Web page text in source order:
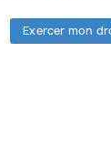
Exercer mon